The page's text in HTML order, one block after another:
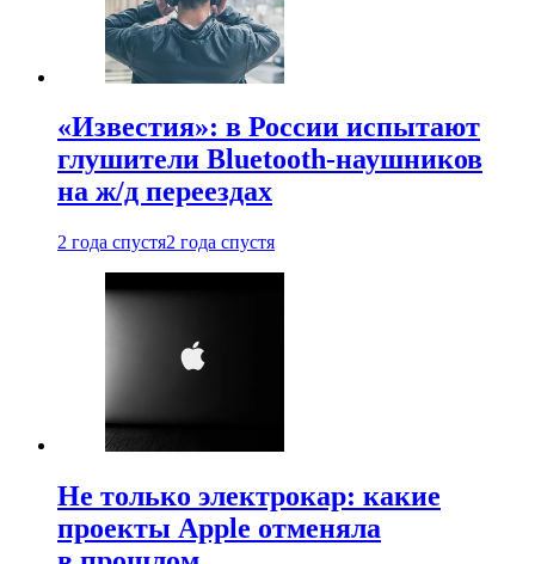
«Известия»: в России испытают
глушители Bluetooth-наушников
на ж/д переездах
2 года спустя2 года спустя
Не только электрокар: какие
проекты Apple отменяла